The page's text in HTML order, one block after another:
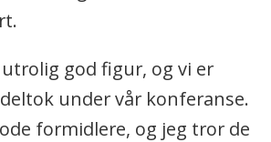
utrolig god figur, og vi er
under vår konferanse.
formidlere, og jeg tror de